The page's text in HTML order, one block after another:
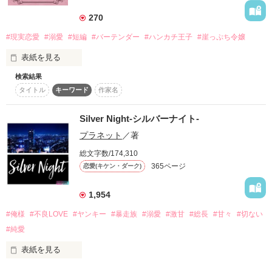
「浮気相手になってやろうか？」
NO.1イケメンホスト  辰巳竜太(24)
×
「いえ、遠慮しときます」
ショップ店員  立野妃芽(20)
start   2013.2.14
酬代わりにローレンの婚約者となる大富豪など、それぞれの思
惑は様々入り乱れて！？
訳あって期限付きの婚約者を演じているはずの塩対応令嬢が、
彼女を溺愛したくて堪らない脳筋王子様を悪気なく胸キュン対
応でオーバーキルしていく恋物語。
作品を読む
270
#現実恋愛 #溺愛 #短編 #バーテンダー #ハンカチ王子 #崖っぷち令嬢
表紙を見る
『第1回短編小説コンテスト』佳作受賞作。
社長令嬢の茉莉(まつり)は倒産の危機を迎えた父の会社を救う
ため、姉の代わりに52歳バツ3の男と結婚することに。独身最
後にと出かけたニューヨーク1人旅で、行きの機内で泣いてい
た茉莉にハンカチをくれた美しい男性は、バーテンダーの悠(ゆ
う)。ホテルで再会した彼は、『俺が救うから』と茉莉を蕩ける
ほど甘く優しく抱く。しかし彼にも何か事情があるよう
で……。
X
乙羽悠(おとは ゆう) 32歳
検索結果
タイトル
キーワード 作家名
Silver Night-シルバーナイト-
プラネット ／著
総文字数/174,310
恋愛(キケン・ダーク) 365ページ
1,954
#俺様 #不良LOVE #ヤンキー #暴走族 #溺愛 #激甘 #総長 #甘々
#切ない
#純愛
表紙を見る